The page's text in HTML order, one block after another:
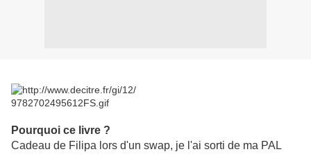
Pourquoi ce livre ?
Cadeau de Filipa lors d'un swap, je l'ai sorti de ma PAL